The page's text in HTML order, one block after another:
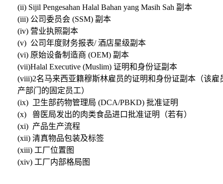
(ii) Sijil Pengesahan Halal Bahan yang Masih Sah 副本
(iii) 公司委员会 (SSM) 副本
(iv) 营业执照副本
(v) 公司年度财务报表/ 酒店星级副本
(vi) 原始设备制造商 (OEM) 副本
(vii)Halal Executive (Muslim) 证明和身份证副本
(viii)2名马来西亚籍穆斯林雇员的证明和身份证副本（该雇
产部门的固定员工）
(ix) 卫生部药物管理局 (DCA/PBKD) 批准证明
(x) 兽医局发出的肉类食品进口批准证明（若有）
(xi) 产品生产流程
(xii) 清真物品包装及标签
(xiii) 工厂位置图
(xiv) 工厂内部格局图